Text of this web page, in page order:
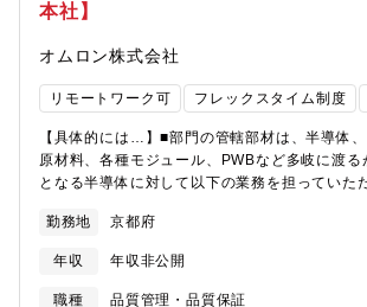
くりの現場を支え、製品の価値を高めるやりが
度が整っています。技術力を磨くための社内プ
で、実務に役立つ知識や能力をしっかり習得で
同社では高品質なものづくりを支えるため、部
い、サプライヤーとの連携や品質管理の役割が
っています。こうした背景から、新たな仲間を
い組織体制を築くことで、安定した部品供給と
を目指しています。 品質保証の経験がある方は
に取り組みたい方のご応募をお待ちしています
本社】
オムロン株式会社
リモートワーク可 フレックスタイム制度
【具体的には…】■部門の管轄部材は、半導体
原材料、各種モジュール、PWBなど多岐に渡る
となる半導体に対して以下の業務を担っていた
育成（人財要件の制改定、教育）・社内外関係
渉・調整と、目標達成に向けたマネジメントを
イヤ監査プロセスの開発【募集背景】■オムロ
材は、競争力のある価値提供のためにグローバ
勤務地 京都府
年収 年収非公開
職種
品質管理・品質保証